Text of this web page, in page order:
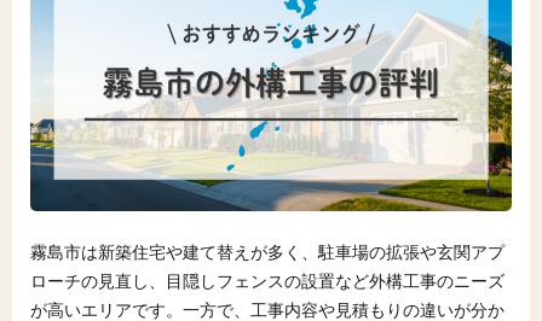
霧島市は新築住宅や建て替えが多く、駐車場の拡張や玄関アプ
ローチの見直し、目隠しフェンスの設置など外構工事のニーズ
が高いエリアです。一方で、工事内容や見積もりの違いが分か